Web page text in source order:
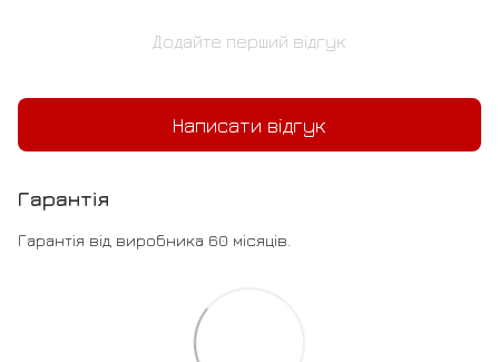
Додайте перший відгук
Написати відгук
Гарантія
Гарантія від виробника 60 місяців.